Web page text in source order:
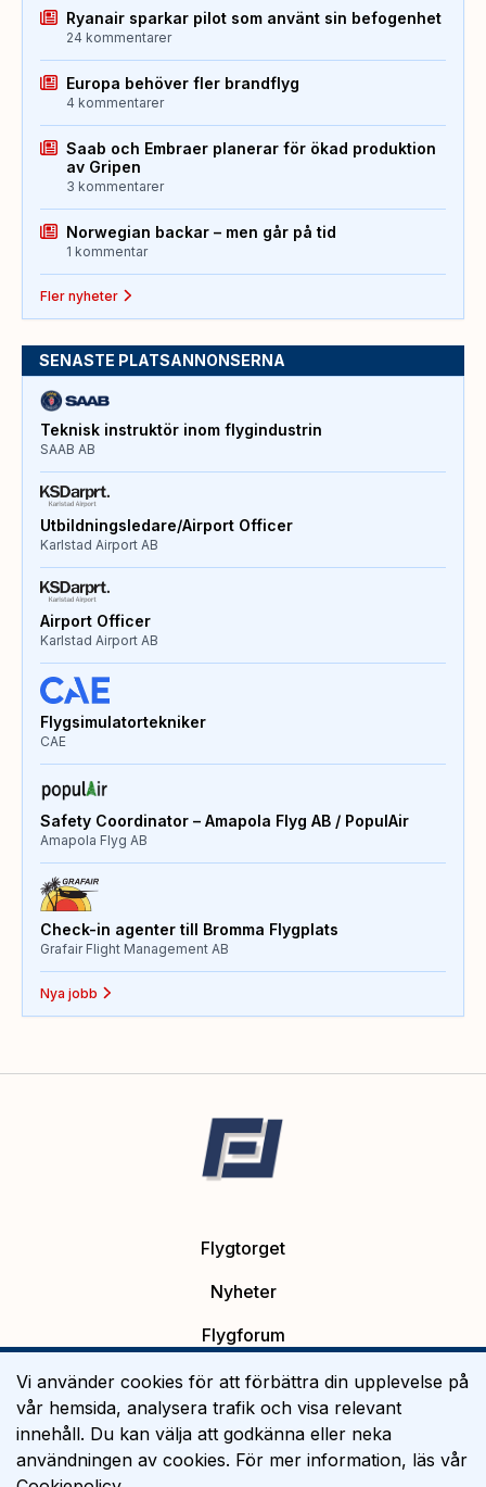
Ryanair sparkar pilot som använt sin befogenhet
24 kommentarer
Europa behöver fler brandflyg
4 kommentarer
Saab och Embraer planerar för ökad produktion
av Gripen
3 kommentarer
Norwegian backar – men går på tid
1 kommentar
Fler nyheter
SENASTE PLATSANNONSERNA
Teknisk instruktör inom flygindustrin
SAAB AB
Utbildningsledare/Airport Officer
Karlstad Airport AB
Airport Officer
Karlstad Airport AB
Flygsimulatortekniker
CAE
Safety Coordinator – Amapola Flyg AB / PopulAir
Amapola Flyg AB
Check-in agenter till Bromma Flygplats
Grafair Flight Management AB
Nya jobb
Flygtorget
Nyheter
Flygforum
Platsannonser
Flygutbildning
Om Flygtorget
Vi använder cookies för att förbättra din upplevelse på
vår hemsida, analysera trafik och visa relevant
innehåll. Du kan välja att godkänna eller neka
användningen av cookies. För mer information, läs vår